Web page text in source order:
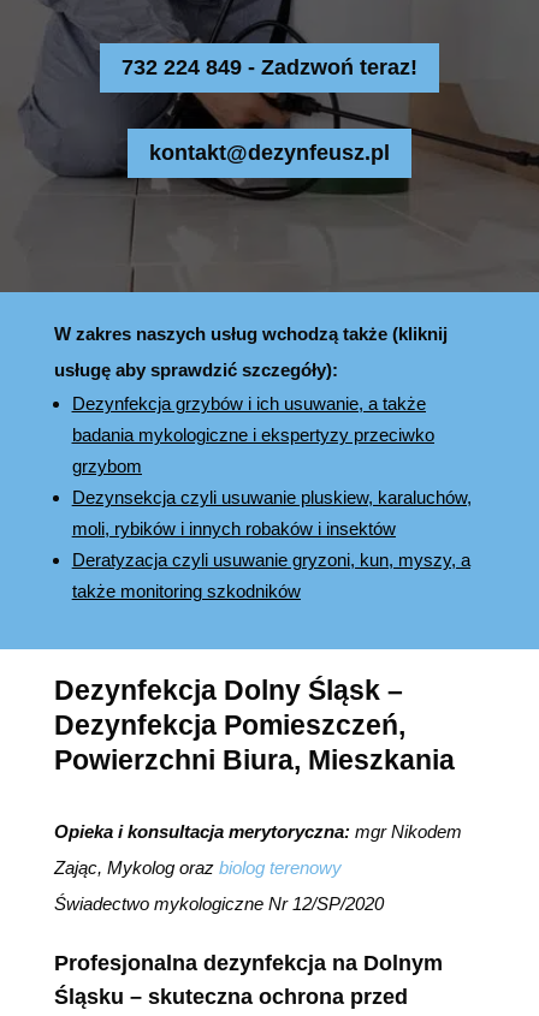
732 224 849 - Zadzwoń teraz!
kontakt@dezynfeusz.pl
W zakres naszych usług wchodzą także (kliknij
usługę aby sprawdzić szczegóły):
Dezynfekcja grzybów i ich usuwanie, a także
badania mykologiczne i ekspertyzy przeciwko
grzybom
Dezynsekcja czyli usuwanie pluskiew, karaluchów,
moli, rybików i innych robaków i insektów
Deratyzacja czyli usuwanie gryzoni, kun, myszy, a
także monitoring szkodników
Dezynfekcja Dolny Śląsk –
Dezynfekcja Pomieszczeń,
Powierzchni Biura, Mieszkania
Opieka i konsultacja merytoryczna:mgr Nikodem
Zając, Mykolog oraz biolog terenowy
Świadectwo mykologiczne Nr 12/SP/2020
Profesjonalna dezynfekcja na Dolnym
Śląsku – skuteczna ochrona przed